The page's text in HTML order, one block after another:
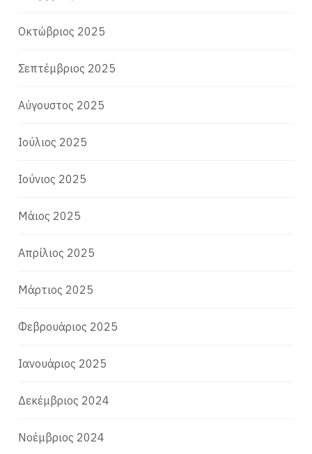
Οκτώβριος 2025
Σεπτέμβριος 2025
Αύγουστος 2025
Ιούλιος 2025
Ιούνιος 2025
Μάιος 2025
Απρίλιος 2025
Μάρτιος 2025
Φεβρουάριος 2025
Ιανουάριος 2025
Δεκέμβριος 2024
Νοέμβριος 2024